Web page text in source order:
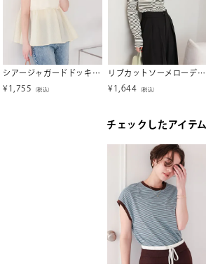
シアージャガードドッキングトップス
¥ 1,755 （税込）
リブカットソーメローデザイントップス
¥ 1,644 （税込）
チェックしたアイテム